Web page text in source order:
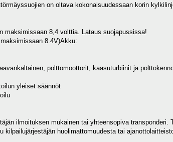
on oltava kokonaisuudessaan korin
maksimissaan 8,4 volttia. Lataus suojapussissa!
8.4V)Akku:
polttomoottorit, kaasuturbiinit ja
yleiset säännöt
ilmoituksen mukainen tai yhteensopiva
kilpailujärjestäjän huolimattomuudesta tai